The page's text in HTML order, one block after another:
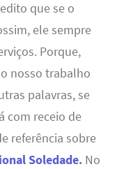
que se o
ele sempre
Porque,
nosso trabalho
palavras, se
com receio de
referência sobre
Soledade.No